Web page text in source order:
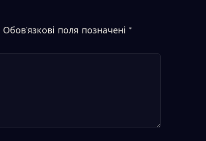
Обов’язкові поля позначені*